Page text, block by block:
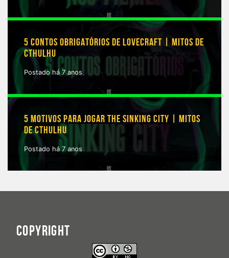
5 CONTOS OBRIGATÓRIOS DE LOVECRAFT | MITOS DE
CTHULHU
Postado há 7 anos
5 MOTIVOS PARA JOGAR THE SINKING CITY | MITOS
DE CTHULHU
Postado há 7 anos
COPYRIGHT